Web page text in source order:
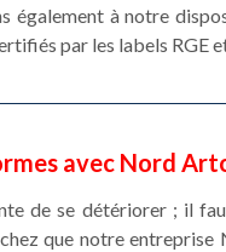
également à notre
par les labels RGE
avec Nord
de se détériorer ; il
que notre